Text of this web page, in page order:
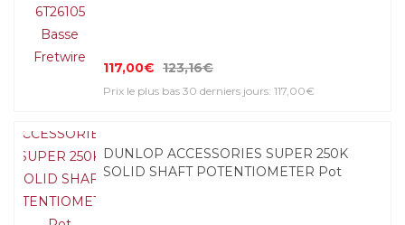
117,00€ 123,16€
Prix le plus bas 30 derniers jours: 117,00€
DUNLOP ACCESSORIES SUPER 250K
SOLID SHAFT POTENTIOMETER Pot